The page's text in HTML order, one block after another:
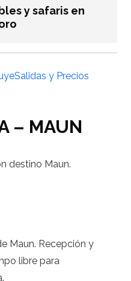
y safaris en
Salidas y Precios
– MAUN
destino Maun.
Maun. Recepción y
libre para